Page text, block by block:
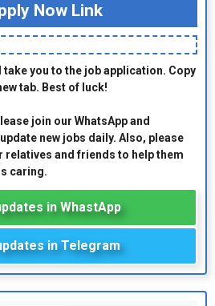
Now Link
take you to the job application. Copy
tab. Best of luck!
join our WhatsApp and
new jobs daily. Also, please
relatives and friends to help them
caring.
in WhastApp
in Telegram